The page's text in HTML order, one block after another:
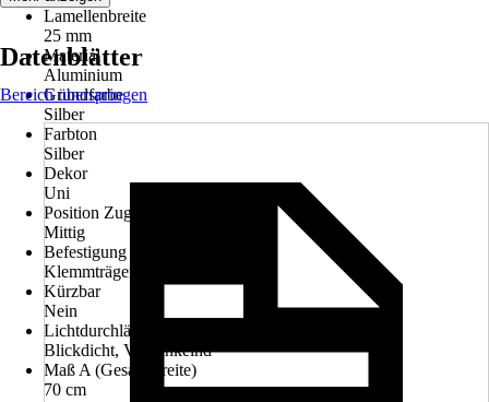
Lamellenbreite
25 mm
Material
Aluminium
Grundfarbe
Silber
Farbton
Silber
Dekor
Uni
Position Zugvorrichtung
Mittig
Befestigung
Klemmträger, Ohne Bohren
Kürzbar
Nein
Lichtdurchlässigkeit
Blickdicht, Verdunkelnd
Maß A (Gesamtbreite)
70 cm
Datenblätter
Bereich überspringen